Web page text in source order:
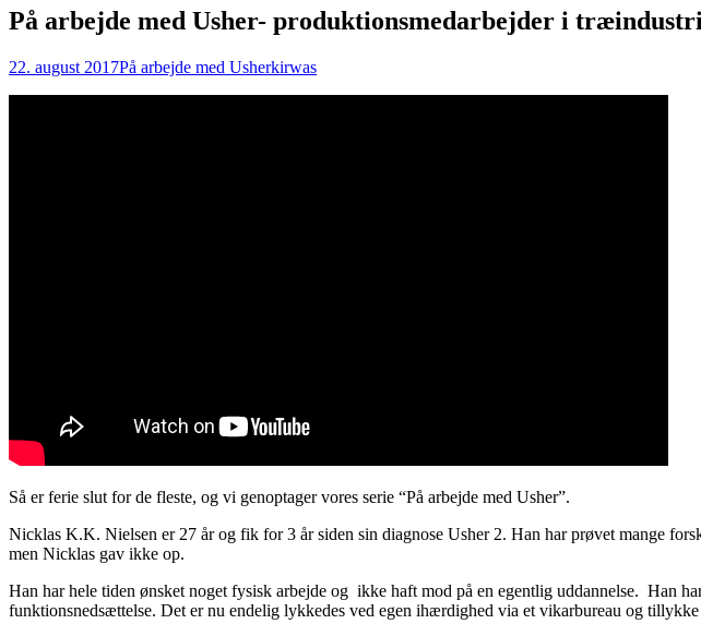
På arbejde med Usher- produktionsmedarbejder i
22. august 2017På arbejde med Usherkirwas
Så er ferie slut for de fleste, og vi genoptager vores serie “På arbejde med Usher”.
Nicklas K.K. Nielsen er 27 år og fik for 3 år siden sin diagnose Usher 2. Han har prøvet mange
men Nicklas gav ikke op.
Han har hele tiden ønsket noget fysisk arbejde og ikke haft mod på en egentlig uddannelse. Han
funktionsnedsættelse. Det er nu endelig lykkedes ved egen ihærdighed via et vikarbureau og tillykke